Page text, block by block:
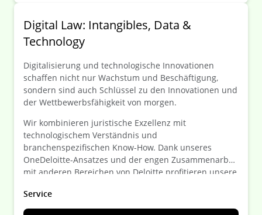
Digital Law: Intangibles, Data &
Technology
Digitalisierung und technologische Innovationen
schaffen nicht nur Wachstum und Beschäftigung,
sondern sind auch Schlüssel zu den Innovationen und
der Wettbewerbsfähigkeit von morgen.
Wir kombinieren juristische Exzellenz mit
technologischem Verständnis und
branchenspezifischen Know-How. Dank unseres
OneDeloitte-Ansatzes und der engen Zusammenarbeit
mit anderen Bereichen von Deloitte profitieren unsere
maßgeschneiderten Lösungen, die alle Aspekte Ihrer
geschäftlichen Anforderungen integrieren.
Service